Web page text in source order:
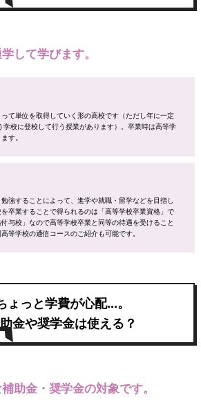
して学びます。
て単位を取得していく形の高校です（ただし年に一定
校に登校して行う授業があります）。卒業時は高等学
す。
強することによって、進学や就職・留学などを目指し
卒業することで得られるのは「高等学校卒業資格」で
与校」なので高等学校卒業と同等の待遇を受けること
等学校の通信コースのご紹介も可能です。
ょっと学費が心配...。
金や奨学金は使える？
助金・奨学金の対象です。